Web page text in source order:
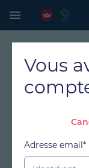
Vous
Adresse email*